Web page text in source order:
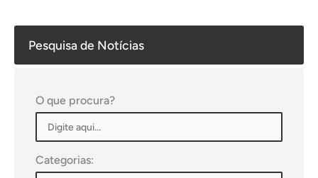
Pesquisa de Notícias
O que procura?
Categorias: